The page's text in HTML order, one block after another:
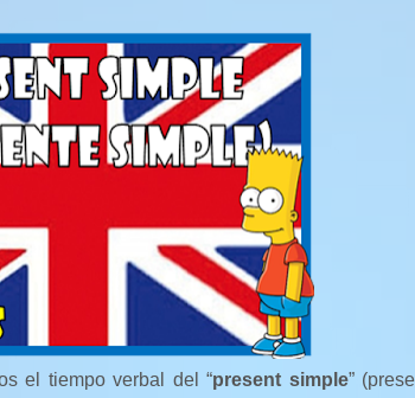
el tiempo verbal del “present simple”